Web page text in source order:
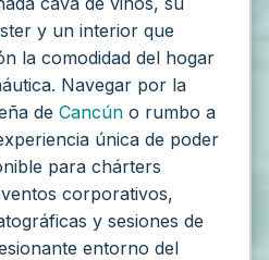
y un interior que
la comodidad del hogar
Navegar por la
de Cancún o rumbo a
única de poder
para chárters
corporativos,
y sesiones de
entorno del